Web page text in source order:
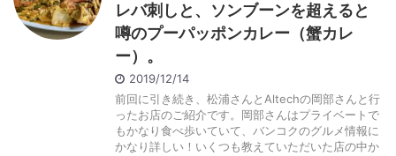
レバ刺しと、ソンブーンを超えると
噂のプーパッポンカレー（蟹カレ
ー）。
2019/12/14
前回に引き続き、松浦さんとAltechの岡部さんと行
ったお店のご紹介です。岡部さんはプライベートで
もかなり食べ歩いていて、バンコクのグルメ情報に
かなり詳しい！いくつも教えていただいた店の中か